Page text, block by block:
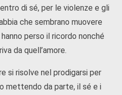
di sé, per le violenze e gli
che sembrano muovere
perso il ricordo nonché
da quell’amore.
si risolve nel prodigarsi per
mettendo da parte, il sé e i